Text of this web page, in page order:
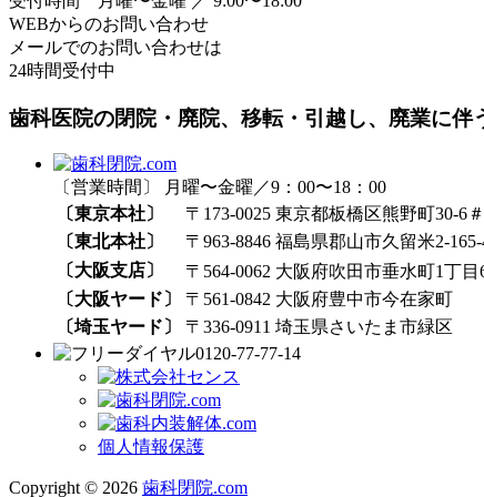
WEBからのお問い合わせ
メールでのお問い合わせは
24時間受付中
歯科医院の閉院・廃院、移転・引越し、廃業に伴
〔営業時間〕 月曜〜金曜／9：00〜18：00
〔東京本社〕
〒173-0025 東京都板橋区熊野町30-6
〔東北本社〕
〒963-8846 福島県郡山市久留米2-
〔大阪支店〕
〒564-0062 大阪府吹田市垂水町1丁目
〔大阪ヤード〕
〒561-0842 大阪府豊中市今在家町
〔埼玉ヤード〕
〒336-0911 埼玉県さいたま市緑区
0120-77-77-14
個人情報保護
Copyright © 2026 歯科閉院.com